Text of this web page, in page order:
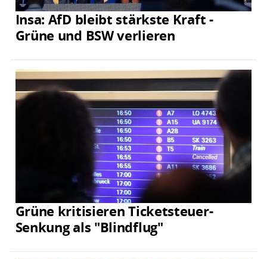
Insa: AfD bleibt stärkste Kraft -
Grüne und BSW verlieren
Grüne kritisieren Ticketsteuer-
Senkung als "Blindflug"